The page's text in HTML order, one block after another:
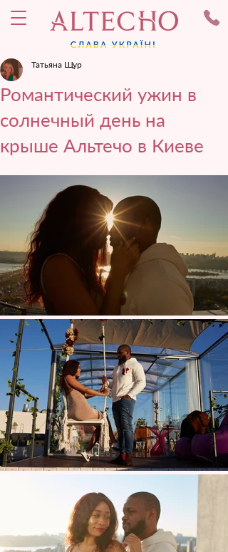
Романтический ужин в
солнечный день на
крыше Альтечо в Киеве
Татьяна Щур